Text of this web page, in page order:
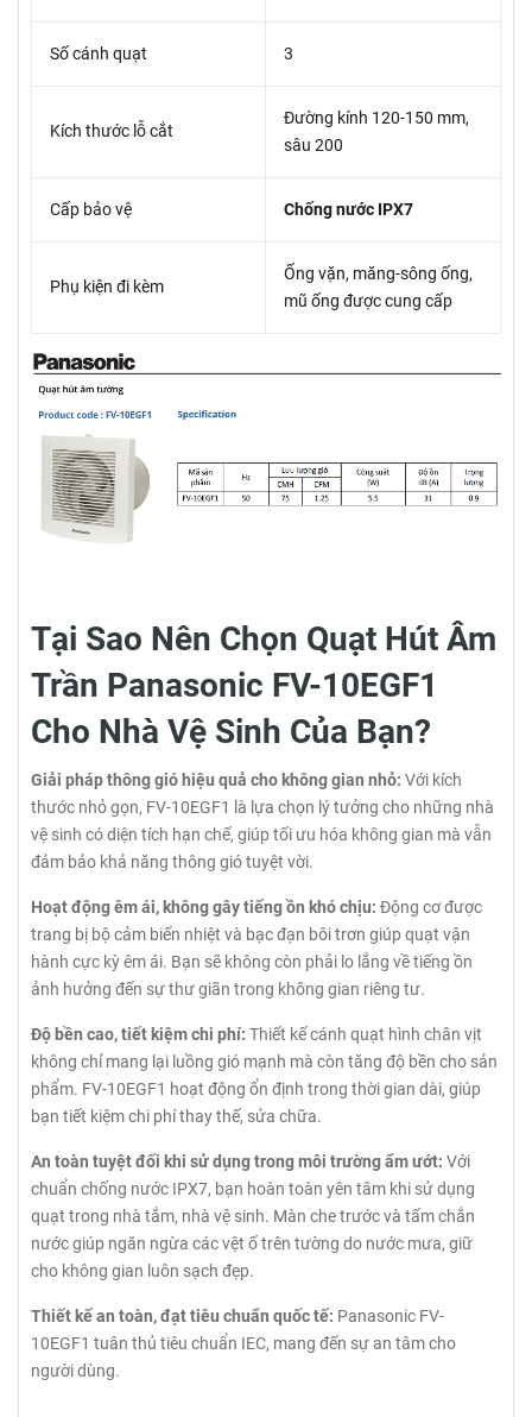
Số cánh quạt 3
Kích thước lỗ cắt
Đường kính 120-150 mm,
sâu 200
Cấp bảo vệ Chống nước IPX7
Phụ kiện đi kèm
Ống vặn, măng-sông ống,
mũ ống được cung cấp
Tại Sao Nên Chọn Quạt Hút Âm
Trần Panasonic FV-10EGF1
Cho Nhà Vệ Sinh Của Bạn?
Giải pháp thông gió hiệu quả cho không gian nhỏ: Với kích
thước nhỏ gọn, FV-10EGF1 là lựa chọn lý tưởng cho những nhà
vệ sinh có diện tích hạn chế, giúp tối ưu hóa không gian mà vẫn
đảm bảo khả năng thông gió tuyệt vời.
Hoạt động êm ái, không gây tiếng ồn khó chịu: Động cơ được
trang bị bộ cảm biến nhiệt và bạc đạn bôi trơn giúp quạt vận
hành cực kỳ êm ái. Bạn sẽ không còn phải lo lắng về tiếng ồn
ảnh hưởng đến sự thư giãn trong không gian riêng tư.
Độ bền cao, tiết kiệm chi phí: Thiết kế cánh quạt hình chân vịt
không chỉ mang lại luồng gió mạnh mà còn tăng độ bền cho sản
phẩm. FV-10EGF1 hoạt động ổn định trong thời gian dài, giúp
bạn tiết kiệm chi phí thay thế, sửa chữa.
An toàn tuyệt đối khi sử dụng trong môi trường ẩm ướt: Với
chuẩn chống nước IPX7, bạn hoàn toàn yên tâm khi sử dụng
quạt trong nhà tắm, nhà vệ sinh. Màn che trước và tấm chắn
nước giúp ngăn ngừa các vệt ố trên tường do nước mưa, giữ
cho không gian luôn sạch đẹp.
Thiết kế an toàn, đạt tiêu chuẩn quốc tế: Panasonic FV-
10EGF1 tuân thủ tiêu chuẩn IEC, mang đến sự an tâm cho
người dùng.